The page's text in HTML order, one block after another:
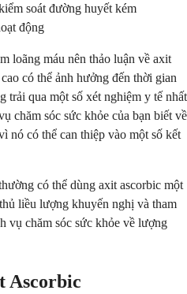
soát đường huyết kém
động
loãng máu nên thảo luận về axit
có thể ảnh hưởng đến thời gian
trải qua một số xét nghiệm y tế nhất
chăm sóc sức khỏe của bạn biết về
nó có thể can thiệp vào một số kết
có thể dùng axit ascorbic một
liều lượng khuyến nghị và tham
vụ chăm sóc sức khỏe về lượng
Ascorbic